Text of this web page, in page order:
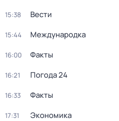
15:38 Вести
15:44 Международка
16:00 Факты
16:21 Погода 24
16:33 Факты
17:31 Экономика